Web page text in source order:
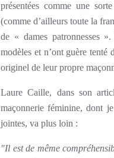
présentées comme une
(comme d’ailleurs toute la
de « dames patronnesses
modèles et n’ont guère tenté
originel de leur propre
Laure Caille, dans son
maçonnerie féminine, dont
jointes, va plus loin :
"Il est de même